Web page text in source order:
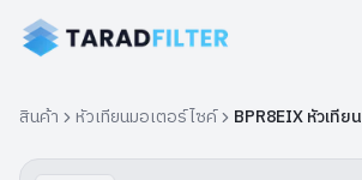
สินค้า หัวเทียนมอเตอร์ไซค์ BPR8EIX หัวเที